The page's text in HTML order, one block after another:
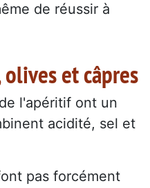
de réussir à
et câpres
l'apéritif ont un
acidité, sel et
pas forcément